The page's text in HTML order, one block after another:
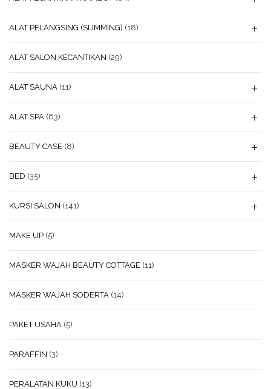
ALAT PELANGSING (SLIMMING) (18)
ALAT SALON KECANTIKAN (29)
ALAT SAUNA (11)
ALAT SPA (63)
BEAUTY CASE (8)
BED (35)
KURSI SALON (141)
MAKE UP (5)
MASKER WAJAH BEAUTY COTTAGE (11)
MASKER WAJAH SODERTA (14)
PAKET USAHA (5)
PARAFFIN (3)
PERALATAN KUKU (13)